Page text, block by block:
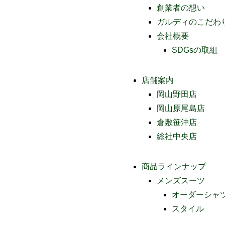
創業者の想い
ガルディのこだわ
会社概要
SDGsの取組
店舗案内
岡山野田店
岡山原尾島店
倉敷笹沖店
総社中央店
商品ラインナップ
メンズスーツ
オーダーシャ
スタイル